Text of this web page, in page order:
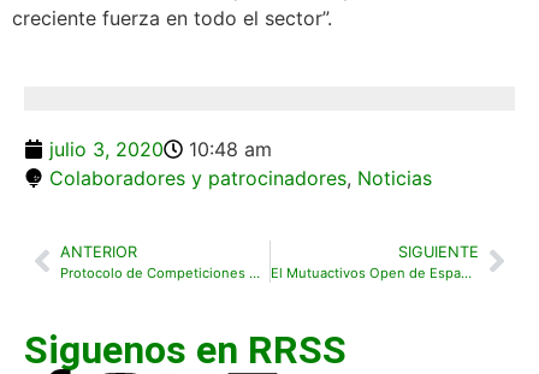
creciente fuerza en todo el sector”.
julio 3, 2020
10:48 am
Colaboradores y patrocinadores, Noticias
ANTERIOR
Protocolo de Competiciones COVID-19 de aplicación en la etapa de Nueva Normalidad
SIGUIENTE
El Mutuactivos Open de España 2020 se cancela por la situación generada por la COVID-19
Siguenos en RRSS